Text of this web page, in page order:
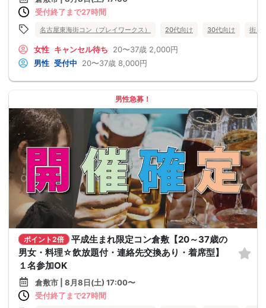
受付終了まで27時間
名古屋東海街コン（プレイワークス） 20代向け 30代向け 街コ
女性 キャンセル待ち 20〜37歳 2,000円
男性 受付中 20〜37歳 8,000円
男性急募！
ポイント2倍
平成生まれ限定コン倉敷【20～37歳の
男女・料理☆飲放題付・連絡先交換あり・着席型】
１名参加OK
倉敷市 | 8月8日(土) 17:00〜
受付終了まで27時間